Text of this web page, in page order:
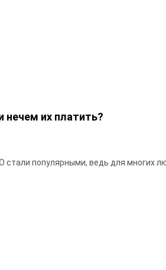
их платить?
стали популярными, ведь для многих